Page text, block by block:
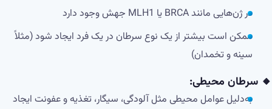
در ژن‌هایی مانند BRCA یا MLH1 جهش وجود دارد
ممکن است بیشتر از یک نوع سرطان در یک فرد ایجاد شود (مثلاً
سینه و تخمدان)
🔸 سرطان محیطی:
به‌دلیل عوامل محیطی مثل آلودگی، سیگار، تغذیه و عفونت ایجاد